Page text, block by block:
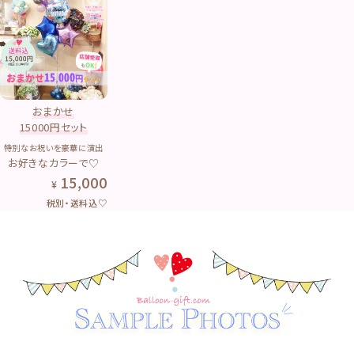
おまかせ
15000円セット
特別なお祝いを豪華に演出
お好きなカラーで♡
15,000
税別・送料込♡